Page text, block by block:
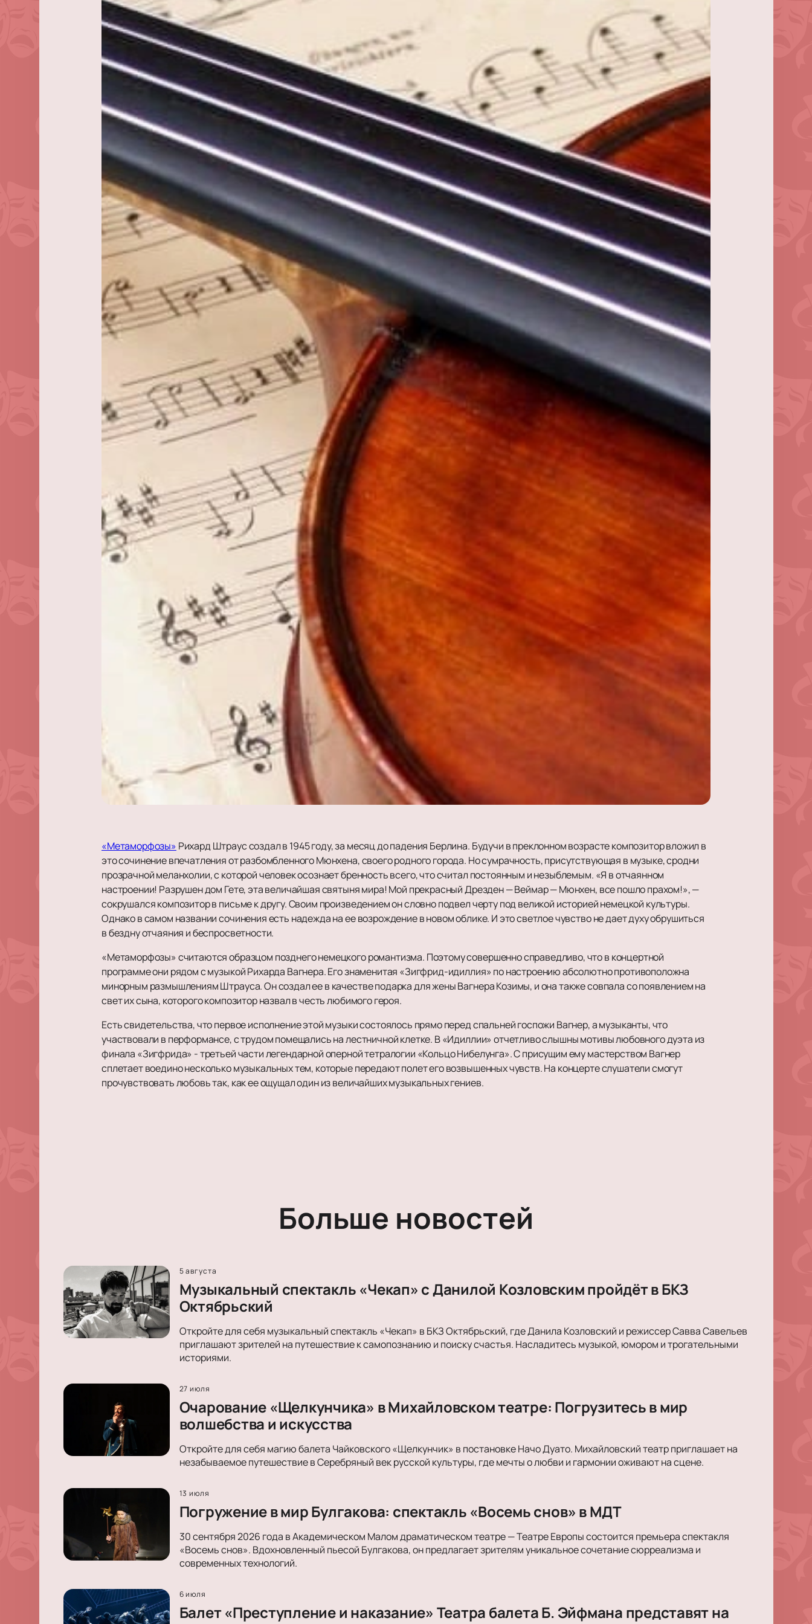
Экспериментальный театр
Детектив
Иммерсивный спектакль
«Метаморфозы» Рихард Штраус создал в 1945 году, за месяц до падения Берлина. Будучи в преклонном возрасте композитор вложил в
это сочинение впечатления от разбомбленного Мюнхена, своего родного города. Но сумрачность, присутствующая в музыке, сродни
прозрачной меланхолии, с которой человек осознает бренность всего, что считал постоянным и незыблемым. «Я в отчаянном
настроении! Разрушен дом Гете, эта величайшая святыня мира! Мой прекрасный Дрезден — Веймар — Мюнхен, все пошло прахом!», —
сокрушался композитор в письме к другу. Своим произведением он словно подвел черту под великой историей немецкой культуры.
Однако в самом названии сочинения есть надежда на ее возрождение в новом облике. И это светлое чувство не дает духу обрушиться
в бездну отчаяния и беспросветности.
«Метаморфозы» считаются образцом позднего немецкого романтизма. Поэтому совершенно справедливо, что в концертной
программе они рядом с музыкой Рихарда Вагнера. Его знаменитая «Зигфрид-идиллия» по настроению абсолютно противоположна
минорным размышлениям Штрауса. Он создал ее в качестве подарка для жены Вагнера Козимы, и она также совпала со появлением на
свет их сына, которого композитор назвал в честь любимого героя.
Есть свидетельства, что первое исполнение этой музыки состоялось прямо перед спальней госпожи Вагнер, а музыканты, что
участвовали в перформансе, с трудом помещались на лестничной клетке. В «Идиллии» отчетливо слышны мотивы любовного дуэта из
финала «Зигфрида» - третьей части легендарной оперной тетралогии «Кольцо Нибелунга». С присущим ему мастерством Вагнер
сплетает воедино несколько музыкальных тем, которые передают полет его возвышенных чувств. На концерте слушатели смогут
прочувствовать любовь так, как ее ощущал один из величайших музыкальных гениев.
Больше новостей
5 августа
Музыкальный спектакль «Чекап» с Данилой Козловским пройдёт в БКЗ
Октябрьский
Откройте для себя музыкальный спектакль «Чекап» в БКЗ Октябрьский, где Данила Козловский и режиссер Савва Савельев
приглашают зрителей на путешествие к самопознанию и поиску счастья. Насладитесь музыкой, юмором и трогательными
историями.
27 июля
Очарование «Щелкунчика» в Михайловском театре: Погрузитесь в мир
волшебства и искусства
Откройте для себя магию балета Чайковского «Щелкунчик» в постановке Начо Дуато. Михайловский театр приглашает на
незабываемое путешествие в Серебряный век русской культуры, где мечты о любви и гармонии оживают на сцене.
13 июля
Погружение в мир Булгакова: спектакль «Восемь снов» в МДТ
30 сентября 2026 года в Академическом Малом драматическом театре — Театре Европы состоится премьера спектакля
«Восемь снов». Вдохновленный пьесой Булгакова, он предлагает зрителям уникальное сочетание сюрреализма и
современных технологий.
6 июля
Балет «Преступление и наказание» Театра балета Б. Эйфмана представят на